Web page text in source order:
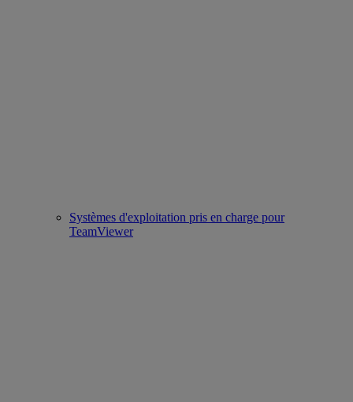
Systèmes d'exploitation pris en charge pour
TeamViewer